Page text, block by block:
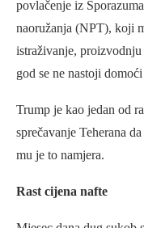
povlačenje iz
naoružanja (NPT), koji
istraživanje,
god se ne nastoji
Trump je kao jedan od
sprečavanje Teherana
mu je to namjera.
Rast cijena nafte